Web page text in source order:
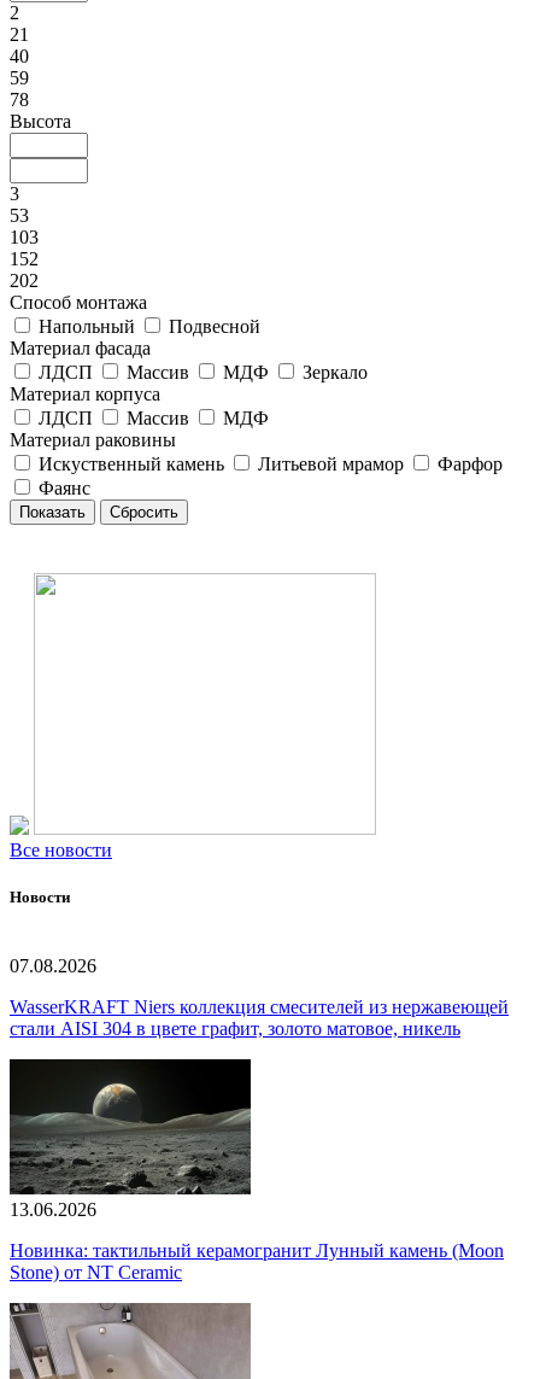
2
21
40
59
78
Высота
3
53
103
152
202
Способ монтажа
Напольный
Подвесной
Материал фасада
ЛДСП
Массив МДФ
Зеркало
Материал корпуса
ЛДСП
Массив
МДФ
Материал раковины
Искуственный камень
Литьевой мрамор
Фарфор
Фаянс
Все новости
Новости
07.08.2026
WasserKRAFT Niers коллекция смесителей из нержавеющей
стали AISI 304 в цвете графит, золото матовое, никель
13.06.2026
Новинка: тактильный керамогранит Лунный камень (Moon
Stone) от NT Ceramic